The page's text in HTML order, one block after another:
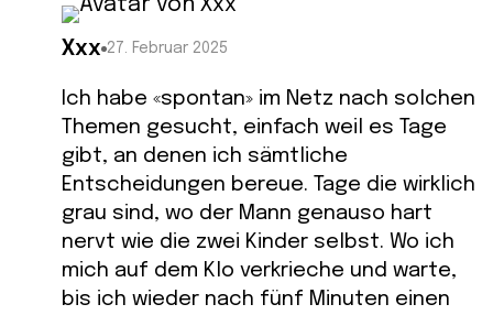
Xxx 27. Februar 2025
Ich habe «spontan» im Netz nach solchen
Themen gesucht, einfach weil es Tage
gibt, an denen ich sämtliche
Entscheidungen bereue. Tage die wirklich
grau sind, wo der Mann genauso hart
nervt wie die zwei Kinder selbst. Wo ich
mich auf dem Klo verkrieche und warte,
bis ich wieder nach fünf Minuten einen